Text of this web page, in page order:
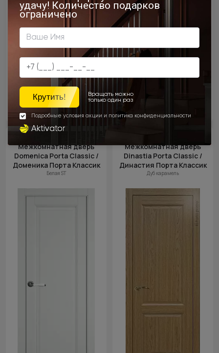
Цена за полотно
23 200 ₽
Межкомнатная дверь
Domenica Porta Classic /
Доменика Порта Классик
Белая ST
Межкомнатная дверь
Dinastia Porta Classic /
Династия Порта Классик
Дуб карамель